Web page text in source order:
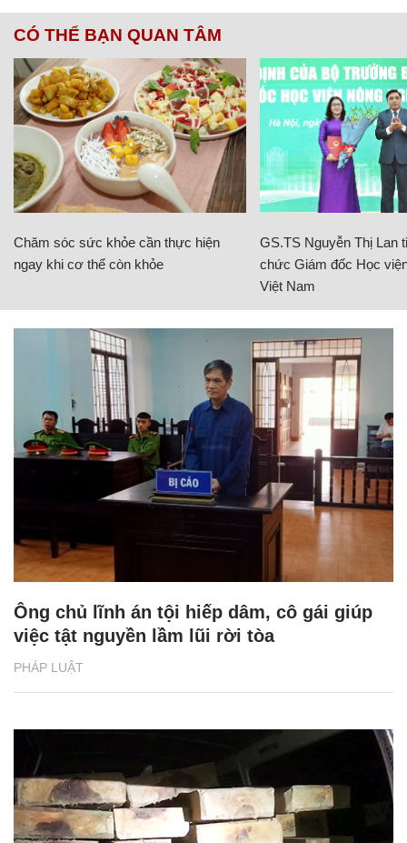
CÓ THỂ BẠN QUAN TÂM
Chăm sóc sức khỏe cần thực hiện
ngay khi cơ thể còn khỏe
GS.TS Nguyễn Thị Lan
chức Giám đốc Học
Việt Nam
PHÁP LUẬT
Ông chủ lĩnh án tội hiếp dâm, cô gái giúp
việc tật nguyền lầm lũi rời tòa